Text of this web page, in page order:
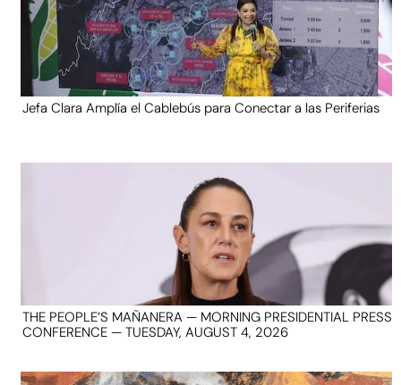
Jefa Clara Amplía el Cablebús para Conectar a las Periferias
THE PEOPLE’S MAÑANERA — MORNING PRESIDENTIAL PRESS
CONFERENCE — TUESDAY, AUGUST 4, 2026